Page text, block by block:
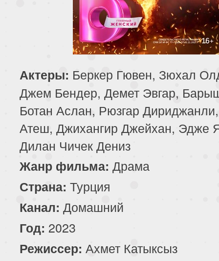
78 серия
79 серия
82 серия
83 серия
86 серия
87 серия
89 серия
90 серия
Актеры: Беркер Гювен, Зюхал
Джем Бендер, Демет Эвгар,
Ботан Аслан, Рюзгар
Атеш, Джихангир Джейхан, Эдже
Дилан Чичек Дениз
Жанр фильма: Драма
Страна: Турция
Канал: Домашний
Год: 2023
Режиссер: Ахмет Катыксыз